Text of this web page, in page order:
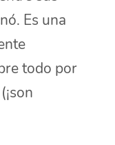
Es una
todo por